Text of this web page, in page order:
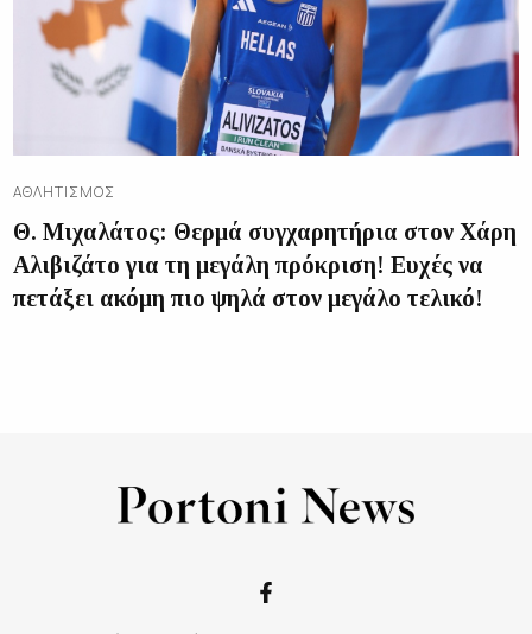
ΑΘΛΗΤΙΣΜΌΣ
Θ. Μιχαλάτος: Θερμά συγχαρητήρια στον Χάρη
Αλιβιζάτο για τη μεγάλη πρόκριση! Ευχές να
πετάξει ακόμη πιο ψηλά στον μεγάλο τελικό!